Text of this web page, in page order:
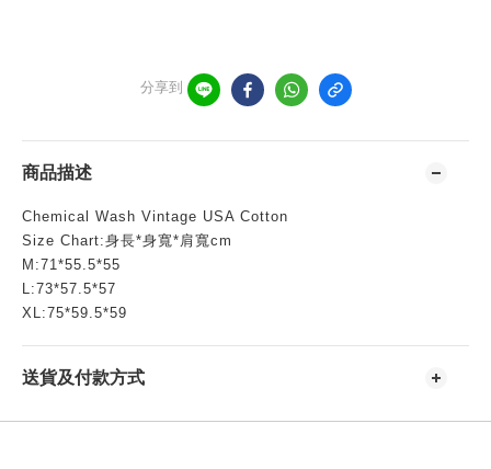
分享到
商品描述
Chemical Wash Vintage USA Cotton
Size Chart:身長*身寬*肩寬cm
M:71*55.5*55
L:73*57.5*57
XL:75*59.5*59
送貨及付款方式